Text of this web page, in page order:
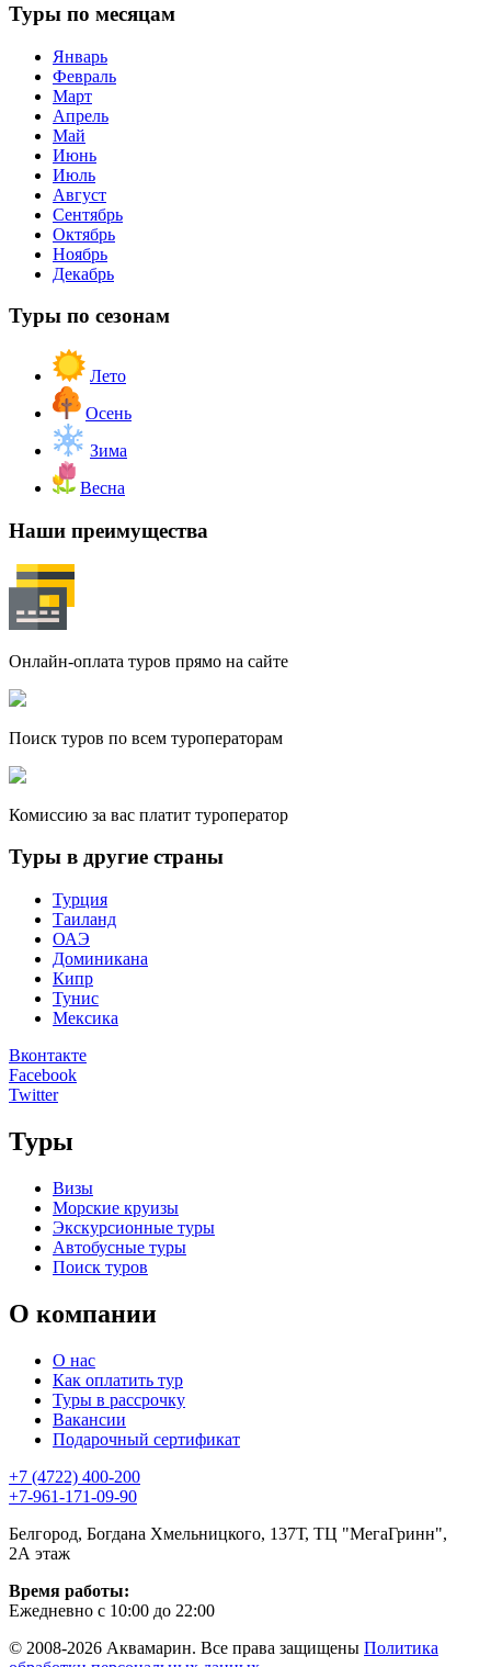
Туры по месяцам
Январь
Февраль
Март
Апрель
Май
Июнь
Июль
Август
Сентябрь
Октябрь
Ноябрь
Декабрь
Туры по сезонам
Лето
Осень
Зима
Весна
Наши преимущества
Онлайн-оплата туров прямо на сайте
Поиск туров по всем туроператорам
Комиссию за вас платит туроператор
Туры в другие страны
Турция
Таиланд
ОАЭ
Доминикана
Кипр
Тунис
Мексика
Вконтакте
Facebook
Twitter
Туры
Визы
Морские круизы
Экскурсионные туры
Автобусные туры
Поиск туров
О компании
О нас
Как оплатить тур
Туры в рассрочку
Вакансии
Подарочный сертификат
+7 (4722) 400-200
+7-961-171-09-90
Белгород, Богдана Хмельницкого, 137Т, ТЦ "МегаГринн",
2А этаж
Время работы:
Ежедневно с 10:00 до 22:00
© 2008-2026 Аквамарин. Все права защищены Политика